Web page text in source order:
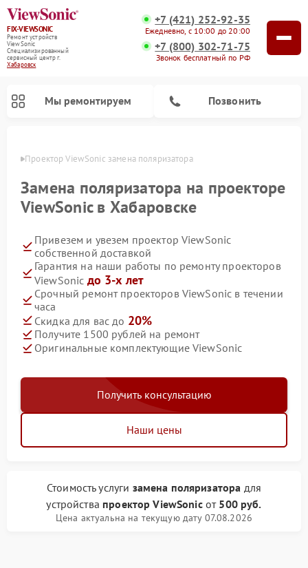
FIX-VIEWSONIC
Ремонт устройств
ViewSonic
Специализированный
cервисный центр г.
Хабаровск
+7 (421) 252-92-35
Ежедневно, с 10:00 до 20:00
+7 (800) 302-71-75
Звонок бесплатный по РФ
Мы ремонтируем Позвонить
Проектор ViewSonic замена поляризатора
Замена поляризатора на проекторе
ViewSonic в Хабаровске
Привезем и увезем проектор ViewSonic
собственной доставкой
Гарантия на наши работы по ремонту проекторов
ViewSonic до 3-х лет
Срочный ремонт проекторов ViewSonic в течении
часа
Скидка для вас до 20%
Получите 1500 рублей на ремонт
Оригинальные комплектующие ViewSonic
Получить консультацию
Наши цены
Стоимость услуги замена поляризатора для
устройства проектор ViewSonicот 500 руб.
Цена актуальна на текущую дату 07.08.2026